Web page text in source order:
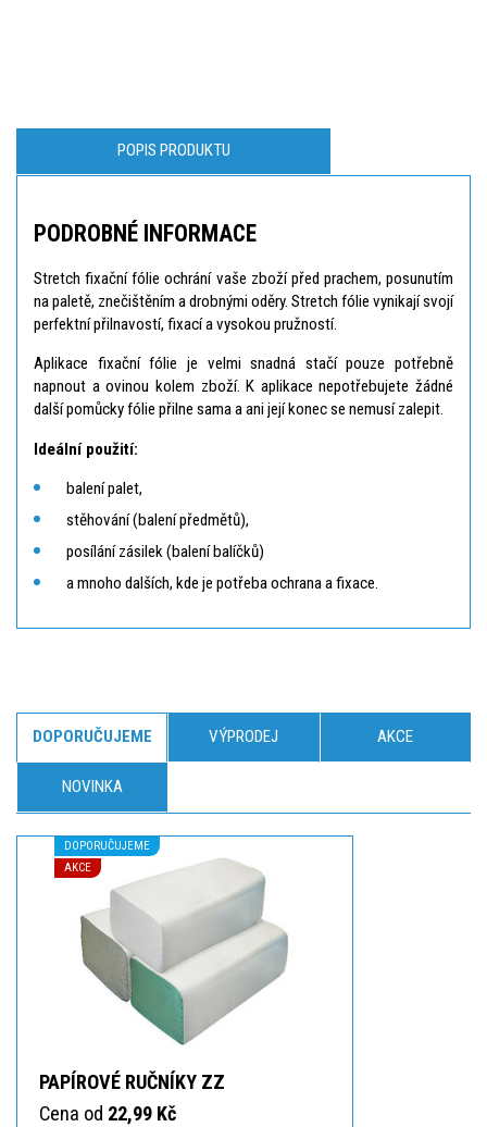
POPIS PRODUKTU
PODROBNÉ INFORMACE
Stretch fixační fólie ochrání vaše zboží před prachem, posunutím
na paletě, znečištěním a drobnými oděry. Stretch fólie vynikají svojí
perfektní přilnavostí, fixací a vysokou pružností.
Aplikace fixační fólie je velmi snadná stačí pouze potřebně
napnout a ovinou kolem zboží. K aplikace nepotřebujete žádné
další pomůcky fólie přilne sama a ani její konec se nemusí zalepit.
Ideální použití:
balení palet,
stěhování (balení předmětů),
posílání zásilek (balení balíčků)
a mnoho dalších, kde je potřeba ochrana a fixace.
DOPORUČUJEME VÝPRODEJ AKCE
NOVINKA
DOPORUČUJEME
AKCE
PAPÍROVÉ RUČNÍKY ZZ
Cena od 22,99 Kč